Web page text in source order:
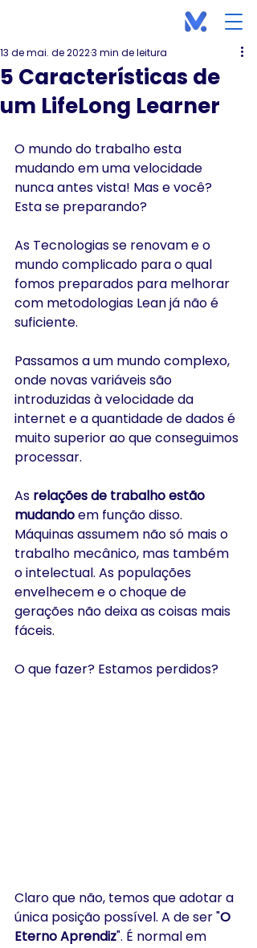
5 Características de
um LifeLong Learner
13 de mai. de 20223 min de leitura
O mundo do trabalho esta
mudando em uma velocidade
nunca antes vista! Mas e você?
Esta se preparando?
As Tecnologias se renovam e o
mundo complicado para o qual
fomos preparados para melhorar
com metodologias Lean já não é
suficiente.
Passamos a um mundo complexo,
onde novas variáveis são
introduzidas à velocidade da
internet e a quantidade de dados é
muito superior ao que conseguimos
processar.
As relações de trabalho estão
mudando em função disso.
Máquinas assumem não só mais o
trabalho mecânico, mas também
o intelectual. As populações
envelhecem e o choque de
gerações não deixa as coisas mais
fáceis.
O que fazer? Estamos perdidos?
Claro que não, temos que adotar a
única posição possível. A de ser "O
Eterno Aprendiz". É normal em